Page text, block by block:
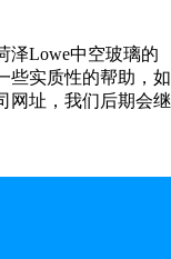
泽Lowe中空玻璃的
些实质性的帮助，如
网址，我们后期会继